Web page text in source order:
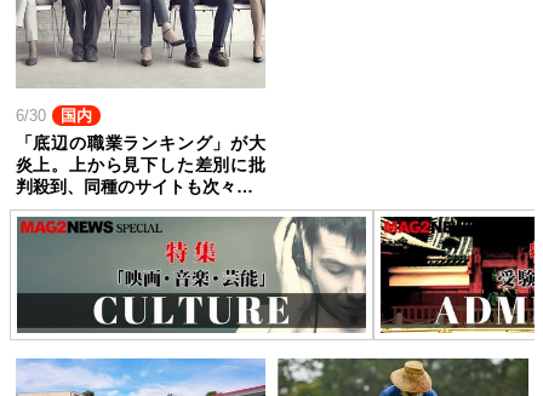
6/30 国内
「底辺の職業ランキング」が大
炎上。上から見下した差別に批
判殺到、同種のサイトも次々…